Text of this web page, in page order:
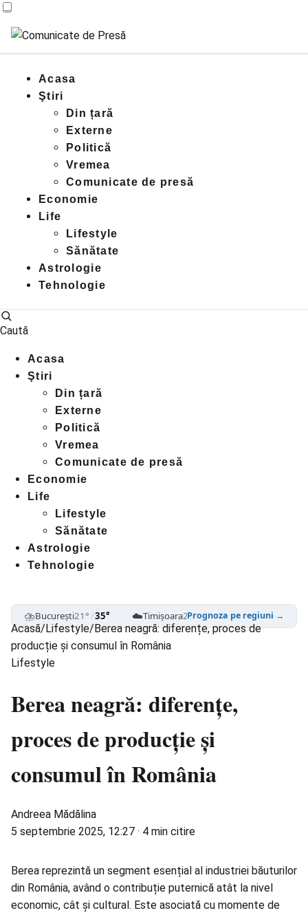
Acasa
Ştiri
Din țară
Externe
Politică
Vremea
Comunicate de presă
Economie
Life
Lifestyle
Sănătate
Astrologie
Tehnologie
Caută
Acasa
Ştiri
Din țară
Externe
Politică
Vremea
Comunicate de presă
Economie
Life
Lifestyle
Sănătate
Astrologie
Tehnologie
⛈️București21°/35° ☁️Timișoara25°/39° ⛈️Cluj-Napoca
Prognoza pe regiuni →
Acasă/Lifestyle/Berea neagră: diferențe, proces de
producție și consumul în România
Lifestyle
Berea neagră: diferențe,
proces de producție și
consumul în România
Andreea Mădălina
5 septembrie 2025, 12:27 · 4 min citire
Berea reprezintă un segment esențial al industriei băuturilor
din România, având o contribuție puternică atât la nivel
economic, cât și cultural. Este asociată cu momente de